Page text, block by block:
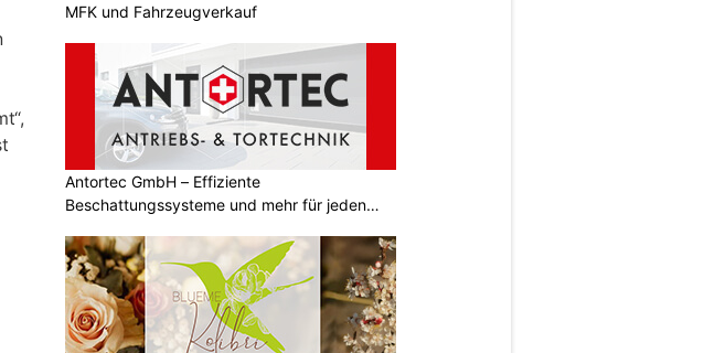
MFK und Fahrzeugverkauf
Antortec GmbH – Effiziente
Beschattungssysteme und mehr für jeden